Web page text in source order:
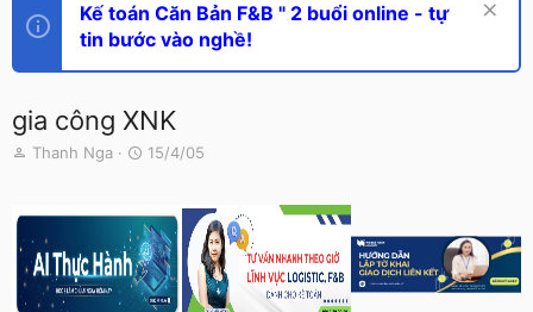
Kế toán Căn Bản F&B " 2 buổi online - tự
tin bước vào nghề!
gia công XNK
T
e
a
d
s
Thanh Nga
N
y
g
ử
i
15/4/05